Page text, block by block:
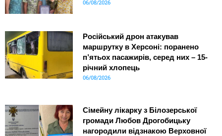
06/08/2026
Російський дрон атакував
маршрутку в Херсоні: поранено
п’ятьох пасажирів, серед них – 15-
річний хлопець
06/08/2026
Сімейну лікарку з Білозерської
громади Любов Дрогобицьку
нагородили відзнакою Верховної